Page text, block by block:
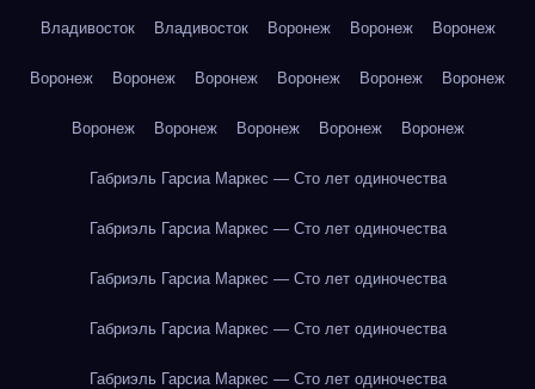
Владивосток Владивосток Воронеж Воронеж Воронеж
Воронеж Воронеж Воронеж Воронеж Воронеж Воронеж
Воронеж Воронеж Воронеж Воронеж Воронеж
Габриэль Гарсиа Маркес — Сто лет одиночества
Габриэль Гарсиа Маркес — Сто лет одиночества
Габриэль Гарсиа Маркес — Сто лет одиночества
Габриэль Гарсиа Маркес — Сто лет одиночества
Габриэль Гарсиа Маркес — Сто лет одиночества